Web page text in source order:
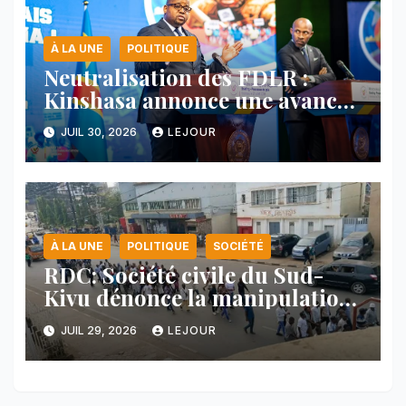
À LA UNE POLITIQUE
Neutralisation des FDLR :
Kinshasa annonce une avancée
majeure et maintient sa ligne
face au Rwanda
JUIL 30, 2026 LEJOUR
À LA UNE POLITIQUE SOCIÉTÉ
RDC: Société civile du Sud-
Kivu dénonce la manipulation
des manifestations par
l’AFC/M23
JUIL 29, 2026 LEJOUR